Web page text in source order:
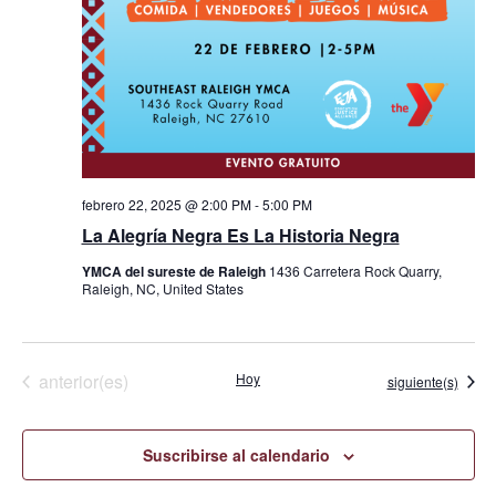
La Alegría Negra Es La Historia Negra
febrero 22, 2025 @ 2:00 PM-5:00 PM
YMCA del sureste de Raleigh 1436 Carretera Rock Quarry,
Raleigh, NC, United States
Eventos
anterior(es) Hoy Eventos
siguiente(s)
Suscribirse al calendario